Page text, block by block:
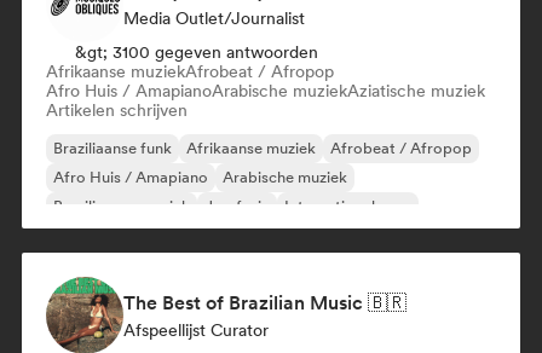
Media Outlet/Journalist
&gt; 3100 gegeven antwoorden
Afrikaanse muziekAfrobeat / Afropop
Afro Huis / AmapianoArabische muziekAziatische muziek
Artikelen schrijven
Braziliaanse funk Afrikaanse muziek
Afrobeat / Afropop
Afro Huis / Amapiano
Arabische muziek
Braziliaanse muziek
Jazzfusie Internationale rap
The Best of Brazilian Music 🇧🇷
Afspeellijst Curator